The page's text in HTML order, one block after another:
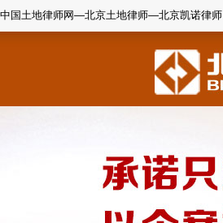
中国土地律师网—北京土地律师—北京凯诺律师